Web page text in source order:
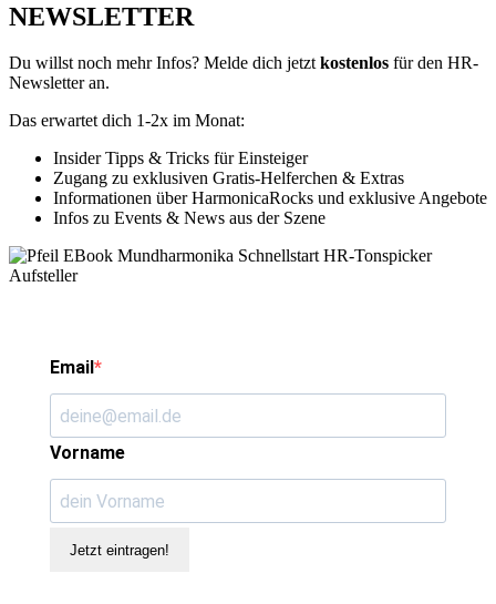
NEWSLETTER
Du willst noch mehr Infos? Melde dich jetztkostenlos für den HR-
Newsletter an.
Das erwartet dich 1-2x im Monat:
Insider Tipps & Tricks für Einsteiger
Zugang zu exklusiven Gratis-Helferchen & Extras
Informationen über HarmonicaRocks und exklusive Angebote
Infos zu Events & News aus der Szene
Email
Vorname
Jetzt eintragen!